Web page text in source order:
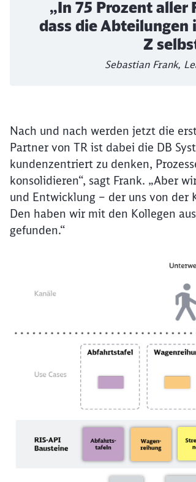
„In 75 Prozent aller
dass die Abteilungen
Z
Sebastian Frank,
Nach und nach werden jetzt die
Partner von TR ist dabei die DB
kundenzentriert zu denken,
konsolidieren“, sagt Frank. „Aber
und Entwicklung – der uns von
Den haben wir mit den Kollegen
gefunden.“